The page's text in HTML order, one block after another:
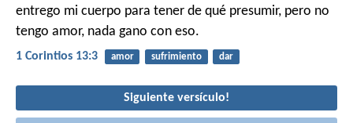
entrego mi cuerpo para tener de qué presumir, pero no
tengo amor, nada gano con eso.
1 Corintios 13:3 amor sufrimiento dar
Siguiente versículo!